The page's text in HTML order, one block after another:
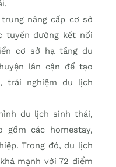
nâng cấp cơ sở
tuyến đường kết nối
cơ sở hạ tầng du
lân cận để tạo
trải nghiệm du lịch
du lịch sinh thái,
các homestay,
Trong đó, du lịch
mạnh với 72 điểm